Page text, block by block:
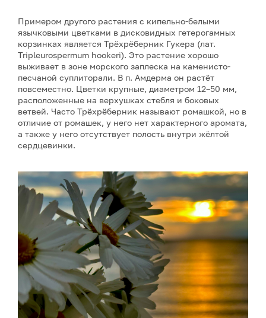
Примером другого растения с кипельно-белыми
язычковыми цветками в дисковидных гетерогамных
корзинках является Трёхрёберник Гукера (лат.
Tripleurospermum hookeri). Это растение хорошо
выживает в зоне морского заплеска на каменисто-
песчаной суплиторали. В п. Амдерма он растёт
повсеместно. Цветки крупные, диаметром 12–50 мм,
расположенные на верхушках стебля и боковых
ветвей. Часто Трёхрёберник называют ромашкой, но в
отличие от ромашек, у него нет характерного аромата,
а также у него отсутствует полость внутри жёлтой
сердцевинки.